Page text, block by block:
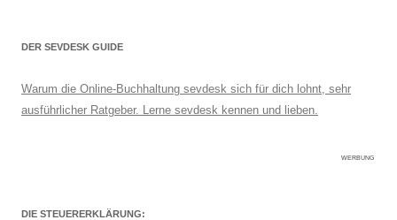
DER SEVDESK GUIDE
Warum die Online-Buchhaltung sevdesk sich für dich lohnt, sehr
ausführlicher Ratgeber. Lerne sevdesk kennen und lieben.
WERBUNG
DIE STEUERERKLÄRUNG: